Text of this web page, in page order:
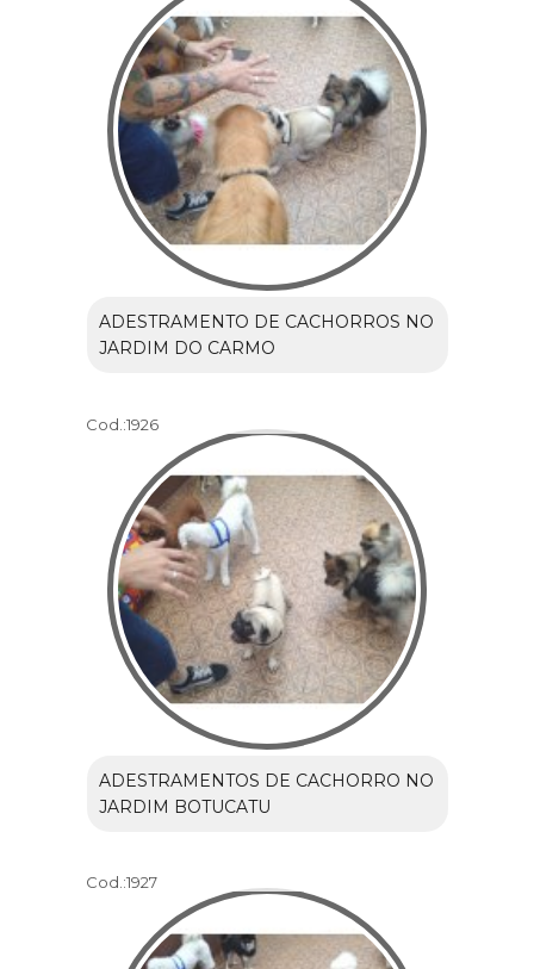
ADESTRAMENTO DE CACHORROS NO
JARDIM DO CARMO
Cod.:1926
ADESTRAMENTOS DE CACHORRO NO
JARDIM BOTUCATU
Cod.:1927